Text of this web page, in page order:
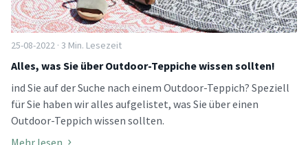
25-08-2022 · 3 Min. Lesezeit
Alles, was Sie über Outdoor-Teppiche wissen sollten!
ind Sie auf der Suche nach einem Outdoor-Teppich? Speziell
für Sie haben wir alles aufgelistet, was Sie über einen
Outdoor-Teppich wissen sollten.